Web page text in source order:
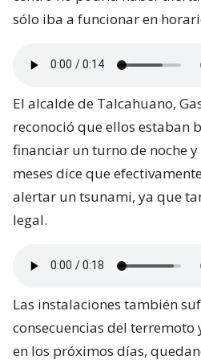
sólo iba a funcionar en
El alcalde de Talcahuano,
reconoció que ellos estaban
financiar un turno de noche y
meses dice que
alertar un tsunami, ya que
legal.
Las instalaciones también
consecuencias del terremoto
en los próximos días,